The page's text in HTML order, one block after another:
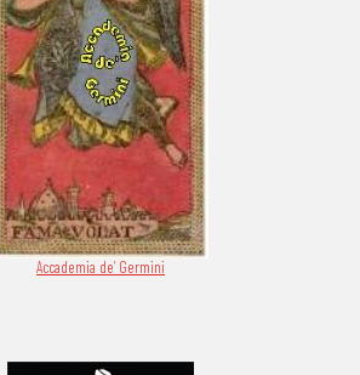
Accademia de’ Germini